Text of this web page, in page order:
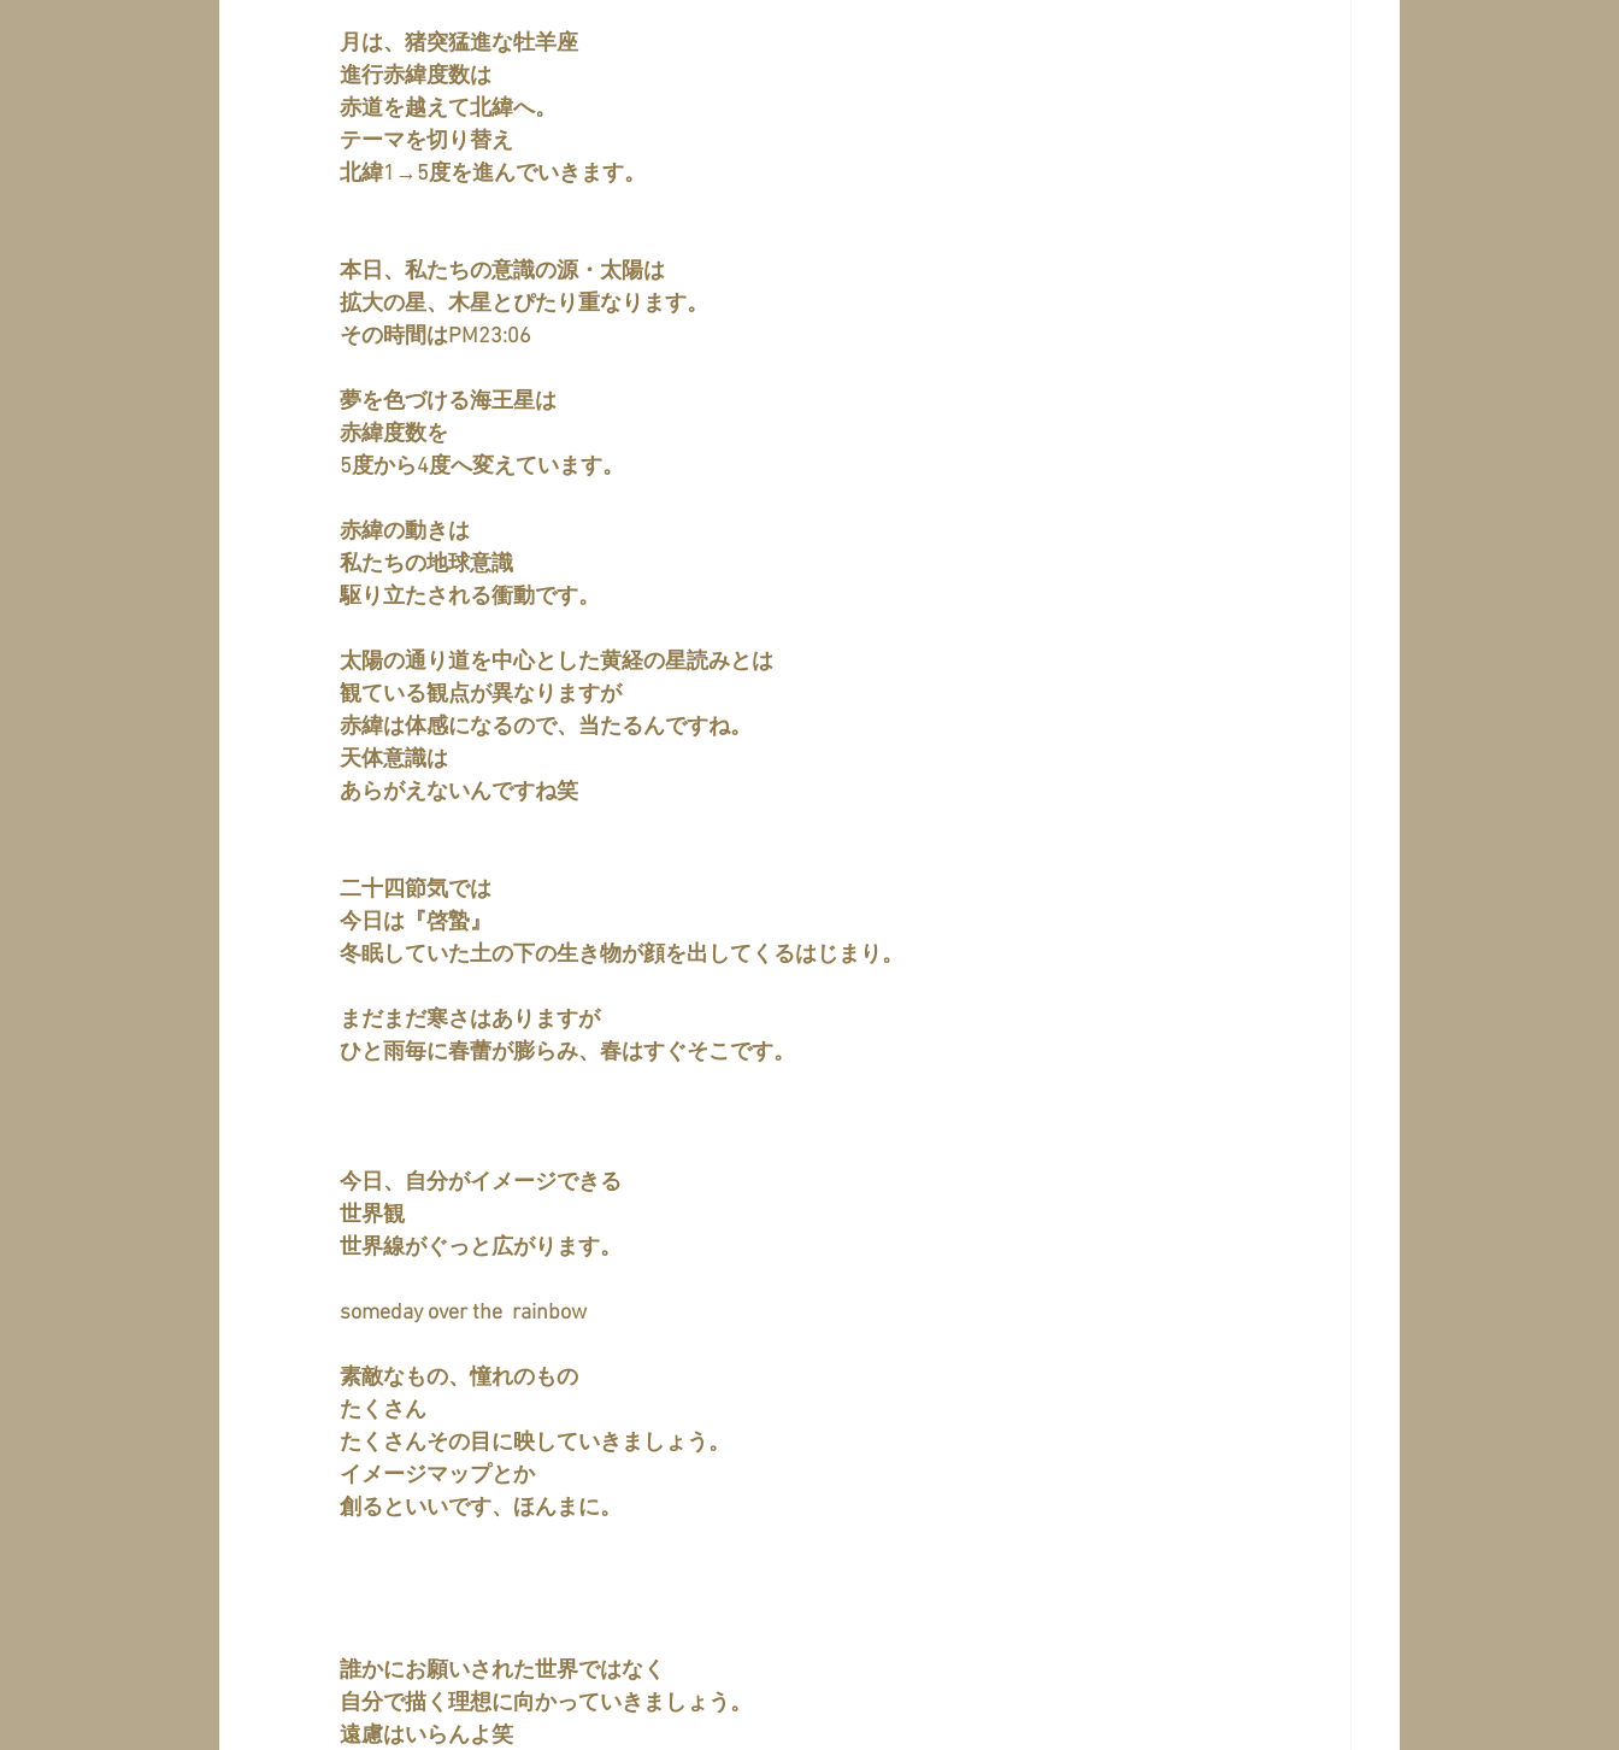
月は、猪突猛進な牡羊座
進行赤緯度数は
赤道を越えて北緯へ。
テーマを切り替え
北緯1→5度を進んでいきます。
本日、私たちの意識の源・太陽は
拡大の星、木星とぴたり重なります。
その時間はPM23:06
夢を色づける海王星は
赤緯度数を
5度から4度へ変えています。
赤緯の動きは
私たちの地球意識
駆り立たされる衝動です。
太陽の通り道を中心とした黄経の星読みとは
観ている観点が異なりますが
赤緯は体感になるので、当たるんですね。
天体意識は
あらがえないんですね笑
二十四節気では
今日は『啓蟄』
冬眠していた土の下の生き物が顔を出してくるはじまり。
まだまだ寒さはありますが
ひと雨毎に春蕾が膨らみ、春はすぐそこです。
今日、自分がイメージできる
世界観
世界線がぐっと広がります。
someday over the  rainbow
素敵なもの、憧れのもの
たくさん
たくさんその目に映していきましょう。
イメージマップとか
創るといいです、ほんまに。
誰かにお願いされた世界ではなく
自分で描く理想に向かっていきましょう。
遠慮はいらんよ笑